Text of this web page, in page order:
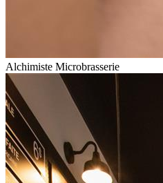
Alchimiste Microbrasserie